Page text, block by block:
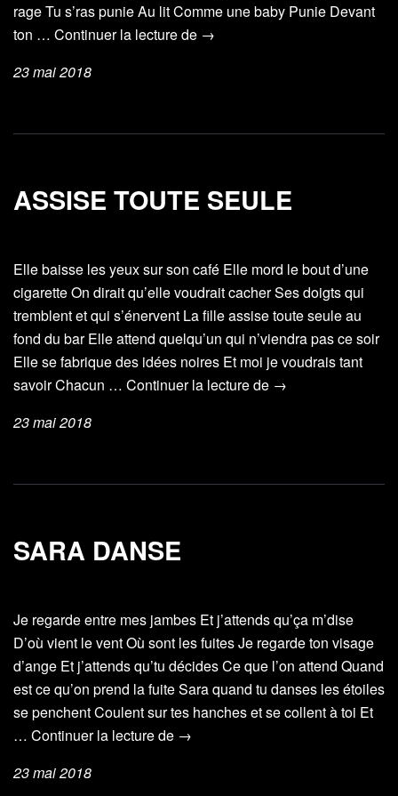
rage Tu s’ras punie Au lit Comme une baby Punie Devant
ton … Continuer la lecture de Si
→
23 mai 2018
ASSISE TOUTE SEULE
Elle baisse les yeux sur son café Elle mord le bout d’une
cigarette On dirait qu’elle voudrait cacher Ses doigts qui
tremblent et qui s’énervent La fille assise toute seule au
fond du bar Elle attend quelqu’un qui n’viendra pas ce soir
Elle se fabrique des idées noires Et moi je voudrais tant
savoir Chacun … Continuer la lecture de Assise
→
23 mai 2018
SARA DANSE
Je regarde entre mes jambes Et j’attends qu’ça m’dise
D’où vient le vent Où sont les fuites Je regarde ton visage
d’ange Et j’attends qu’tu décides Ce que l’on attend Quand
est ce qu’on prend la fuite Sara quand tu danses les étoiles
se penchent Coulent sur tes hanches et se collent à toi Et
… Continuer la lecture de Sara
→
23 mai 2018